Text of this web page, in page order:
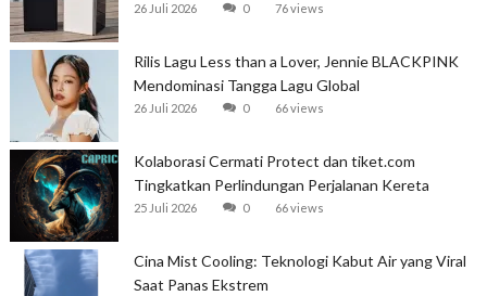
26 Juli 2026 0 76 views
Rilis Lagu Less than a Lover, Jennie BLACKPINK
Mendominasi Tangga Lagu Global
26 Juli 2026 0 66 views
Kolaborasi Cermati Protect dan tiket.com
Tingkatkan Perlindungan Perjalanan Kereta
25 Juli 2026 0 66 views
Cina Mist Cooling: Teknologi Kabut Air yang Viral
Saat Panas Ekstrem